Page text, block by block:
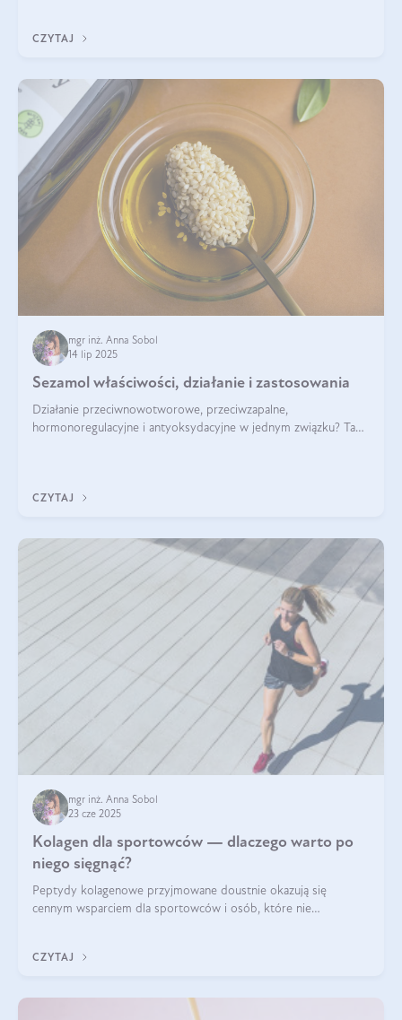
bardziej biodostępny
CZYTAJ
mgr inż. Anna Sobol
14 lip 2025
Sezamol właściwości, działanie i zastosowania
Działanie przeciwnowotworowe, przeciwzapalne,
hormonoregulacyjne i antyoksydacyjne w jednym związku? Tak
CZYTAJ
mgr inż. Anna Sobol
23 cze 2025
Kolagen dla sportowców — dlaczego warto po
niego sięgnąć?
Peptydy kolagenowe przyjmowane doustnie okazują się
cennym wsparciem dla sportowców i osób, które nie
CZYTAJ